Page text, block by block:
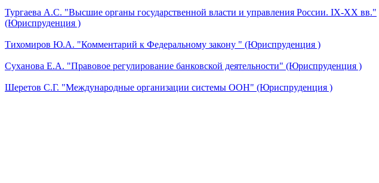
Тургаева А.С. "Высшие органы государственной власти и управления России. IХ-ХХ вв."
(Юриспруденция )
Тихомиров Ю.А. "Комментарий к Федеральному закону " (Юриспруденция )
Суханова Е.А. "Правовое регулирование банковской деятельности" (Юриспруденция )
Шеретов С.Г. "Международные организации системы ООН" (Юриспруденция )